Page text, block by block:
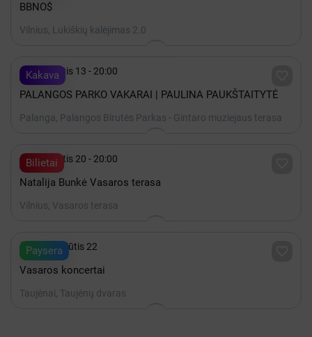
BBNO$
Vilnius, Lukiškių kalėjimas 2.0
Kakava
 Rugpjūtis 13 - 20:00
PALANGOS PARKO VAKARAI | PAULINA PAUKŠTAITYTĖ
Palanga, Palangos Birutės Parkas - Gintaro muziejaus terasa
Bilietai
 Rugpjūtis 20 - 20:00
Natalija Bunkė Vasaros terasa
Vilnius, Vasaros terasa
Paysera
 iki Rugpjūtis 22
Vasaros koncertai
Taujėnai, Taujėnų dvaras